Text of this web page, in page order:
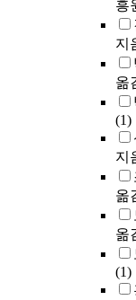
흥
지
옮
(1)
지
옮
옮
(1)